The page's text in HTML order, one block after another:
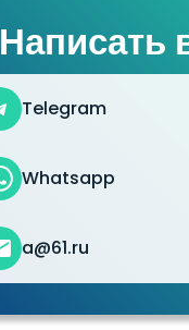
Написать
Telegram
Whatsapp
a@61.ru